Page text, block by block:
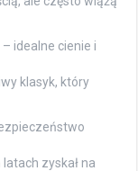
idealne cienie i
klasyk, który
zyskał na